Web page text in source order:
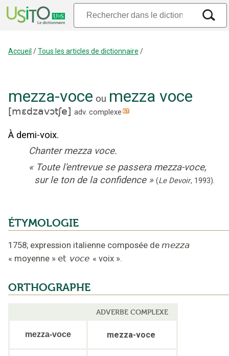
Accueil /Tous les articles de dictionnaire /
mezza-voce ou mezza voce
[mɛdzavɔtʃe] adv. complexe
À demi-voix.
Chanter mezza voce.
« Toute l'entrevue se passera mezza-voce,
sur le ton de la confidence » (Le Devoir, 1993).
ÉTYMOLOGIE
1758; expression italienne composée de mezza
« moyenne » et voce « voix ».
ORTHOGRAPHE
ADVERBE COMPLEXE
mezza-voce mezza-voce